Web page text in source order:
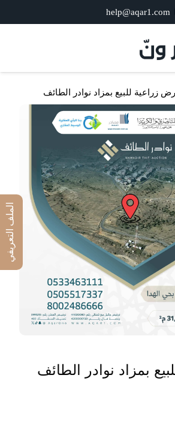
help@aqar1.com
زراعية للبيع بمزاد نوادر الطائف
بمزاد نوادر الطائف
الملف التعريفي